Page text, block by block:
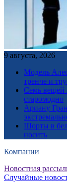
9 августа, 2026
Модель
тренче и
Семь вещей
старомодно
Ариану
Шорты в
носить
Компании
Новостная
Случайные